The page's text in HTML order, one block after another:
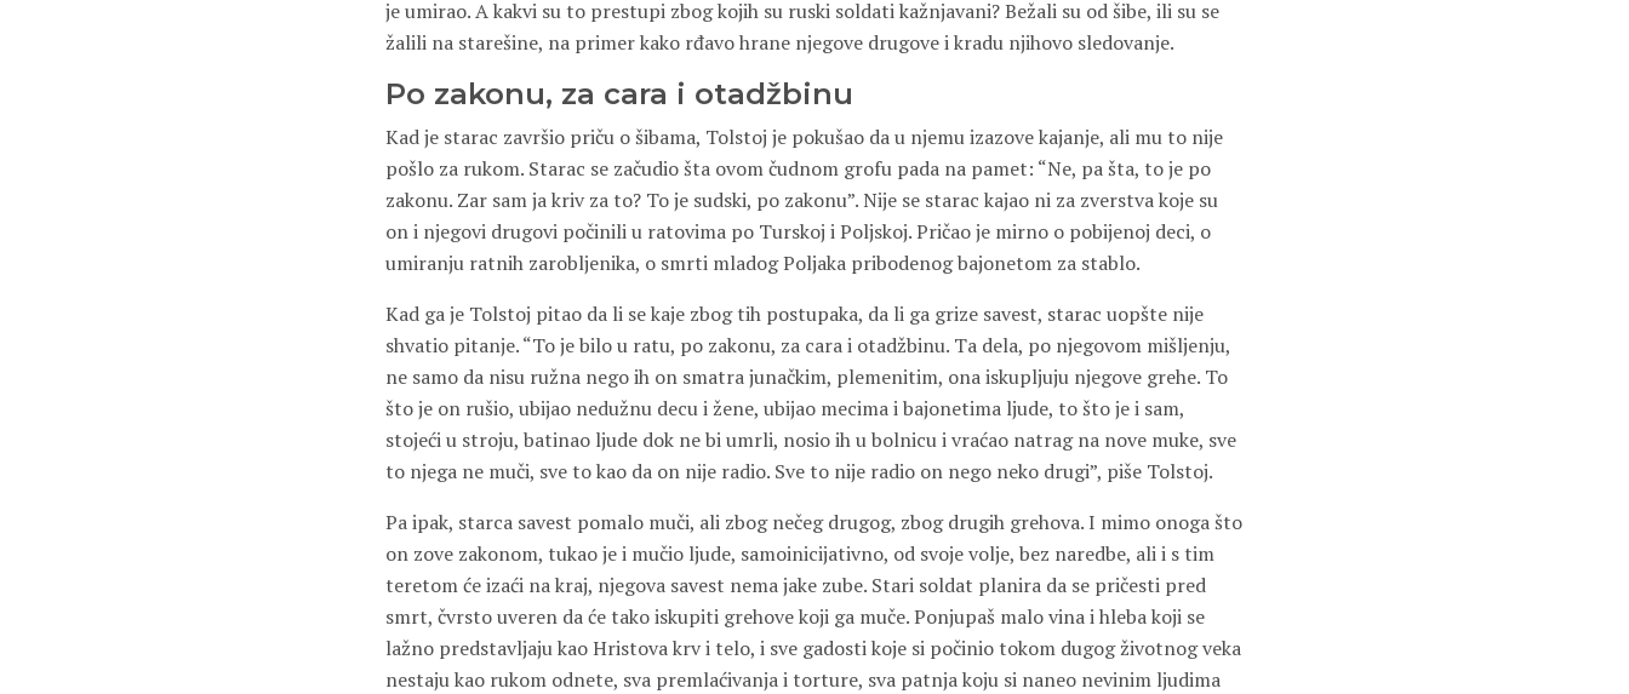
je umirao. A kakvi su to prestupi zbog kojih su ruski soldati kažnjavani? Bežali su od šibe, ili su se
žalili na starešine, na primer kako rđavo hrane njegove drugove i kradu njihovo sledovanje.
Po zakonu, za cara i otadžbinu
Kad je starac završio priču o šibama, Tolstoj je pokušao da u njemu izazove kajanje, ali mu to nije
pošlo za rukom. Starac se začudio šta ovom čudnom grofu pada na pamet: “Ne, pa šta, to je po
zakonu. Zar sam ja kriv za to? To je sudski, po zakonu”. Nije se starac kajao ni za zverstva koje su
on i njegovi drugovi počinili u ratovima po Turskoj i Poljskoj. Pričao je mirno o pobijenoj deci, o
umiranju ratnih zarobljenika, o smrti mladog Poljaka pribodenog bajonetom za stablo.
Kad ga je Tolstoj pitao da li se kaje zbog tih postupaka, da li ga grize savest, starac uopšte nije
shvatio pitanje. “To je bilo u ratu, po zakonu, za cara i otadžbinu. Ta dela, po njegovom mišljenju,
ne samo da nisu ružna nego ih on smatra junačkim, plemenitim, ona iskupljuju njegove grehe. To
što je on rušio, ubijao nedužnu decu i žene, ubijao mecima i bajonetima ljude, to što je i sam,
stojeći u stroju, batinao ljude dok ne bi umrli, nosio ih u bolnicu i vraćao natrag na nove muke, sve
to njega ne muči, sve to kao da on nije radio. Sve to nije radio on nego neko drugi”, piše Tolstoj.
Pa ipak, starca savest pomalo muči, ali zbog nečeg drugog, zbog drugih grehova. I mimo onoga što
on zove zakonom, tukao je i mučio ljude, samoinicijativno, od svoje volje, bez naredbe, ali i s tim
teretom će izaći na kraj, njegova savest nema jake zube. Stari soldat planira da se pričesti pred
smrt, čvrsto uveren da će tako iskupiti grehove koji ga muče. Ponjupaš malo vina i hleba koji se
lažno predstavljaju kao Hristova krv i telo, i sve gadosti koje si počinio tokom dugog životnog veka
nestaju kao rukom odnete, sva premlaćivanja i torture, sva patnja koju si naneo nevinim ljudima